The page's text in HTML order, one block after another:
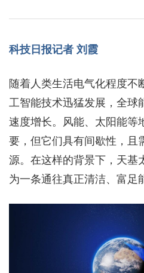
科技日报记者 刘霞
随着人类生活电气化程度不
工智能技术迅猛发展，全球
速度增长。风能、太阳能等
要，但它们具有间歇性，且
源。在这样的背景下，天基
为一条通往真正清洁、富足